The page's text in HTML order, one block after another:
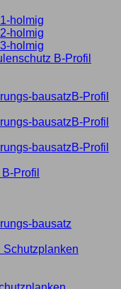
holmig
holmig
holmig
B-Profil
B-Profil
B-Profil
B-Profil